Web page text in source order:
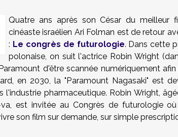
Quatre ans après son César du meilleur
cinéaste israélien Ari Folman est de retour
: Le congrès de futurologie. Dans cette
polonaise, on suit l'actrice Robin Wright
d'être scannée numériquement
en 2030, la "Paramount Nagasaki" est
l'industrie pharmaceutique. Robin Wright,
est invitée au Congrès de futurologie
son film sur demande, sur simple